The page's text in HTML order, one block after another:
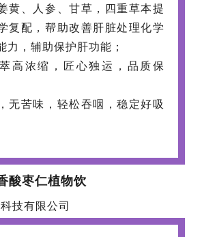
黄、人参、甘草，
四重草本提
复配， 帮助改善肝脏处理化学
力，辅助保护肝功能；
高浓缩，匠心独运，品质保
无苦味，轻松吞咽，稳定好吸
酸枣仁植物饮
技有限公司